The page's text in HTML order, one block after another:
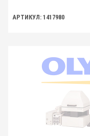
АРТИКУЛ: 1417980